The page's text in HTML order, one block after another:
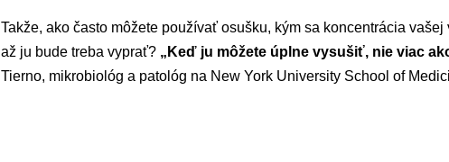
Takže, ako často môžete používať osušku, kým sa koncentrácia vašej
až ju bude treba vyprať? „Keď ju môžete úplne vysušiť, nie viac
Tierno, mikrobiológ a patológ na New York University School of